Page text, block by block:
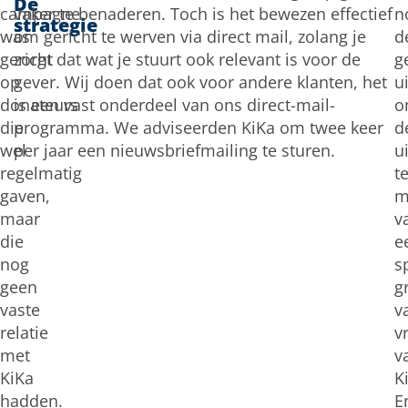
campagne
was
gericht
op
donateurs
die
wel
regelmatig
gaven,
maar
die
nog
geen
vaste
relatie
met
KiKa
hadden.
strategie
vaker te benaderen. Toch is het bewezen effectief
om gericht te werven via direct mail, zolang je
zorgt dat wat je stuurt ook relevant is voor de
gever. Wij doen dat ook voor andere klanten, het
is een vast onderdeel van ons direct-mail-
programma. We adviseerden KiKa om twee keer
per jaar een nieuwsbriefmailing te sturen.
te